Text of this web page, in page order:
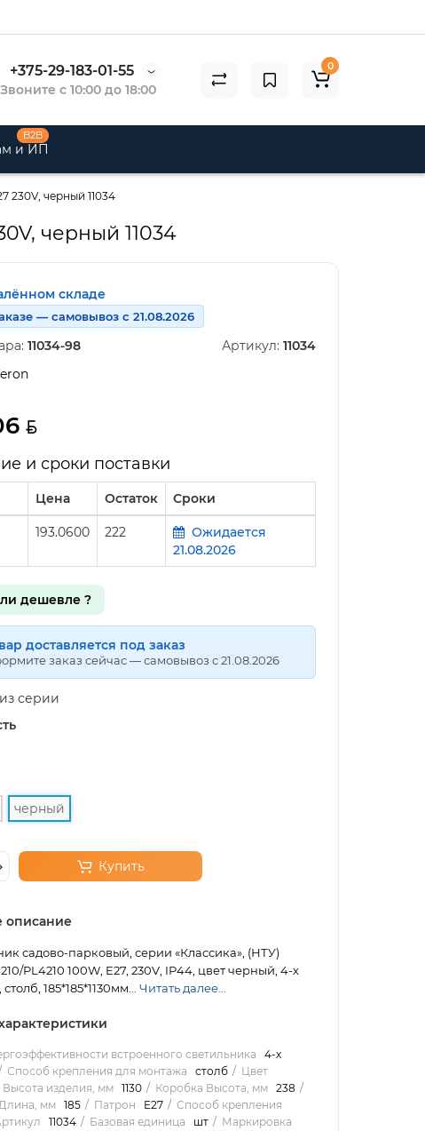
+375-29-183-01-55
Звоните с 10:00 до 18:00
0
B2B
и ИП
230V, черный 11034
черный 11034
складе
— самовывоз с 21.08.2026
11034-98 Артикул: 11034
и сроки поставки
Цена Остаток Сроки
193.0600 222
Ожидается
21.08.2026
дешевле ?
доставляется под заказ
заказ сейчас — самовывоз с 21.08.2026
серии
черный
Купить
описание
садово-парковый, серии «Классика», (НТУ)
PL4210 100W, E27, 230V, IP44, цвет черный, 4-х
185*185*1130мм... Читать далее...
встроенного светильника
4-х
Способ крепления для монтажа столб
Цвет
Высота изделия, мм 1130 Коробка Высота, мм
238
мм
185 Патрон E27
Способ крепления
11034 Базовая единица шт
Маркировка